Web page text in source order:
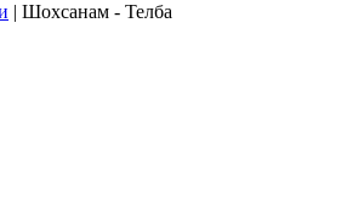
| Шохсанам - Телба